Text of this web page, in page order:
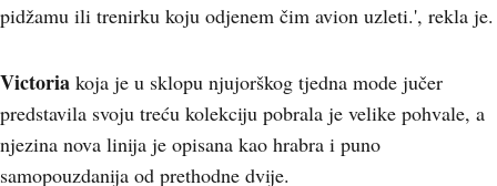
pidžamu ili trenirku koju odjenem čim avion uzleti.', rekla je.
Victoria koja je u sklopu njujorškog tjedna mode jučer
predstavila svoju treću kolekciju pobrala je velike pohvale, a
njezina nova linija je opisana kao hrabra i puno
samopouzdanija od prethodne dvije.